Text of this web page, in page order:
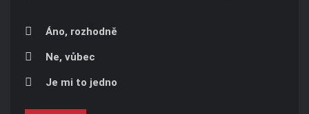
Áno, rozhodně
Ne, vůbec
Je mi to jedno